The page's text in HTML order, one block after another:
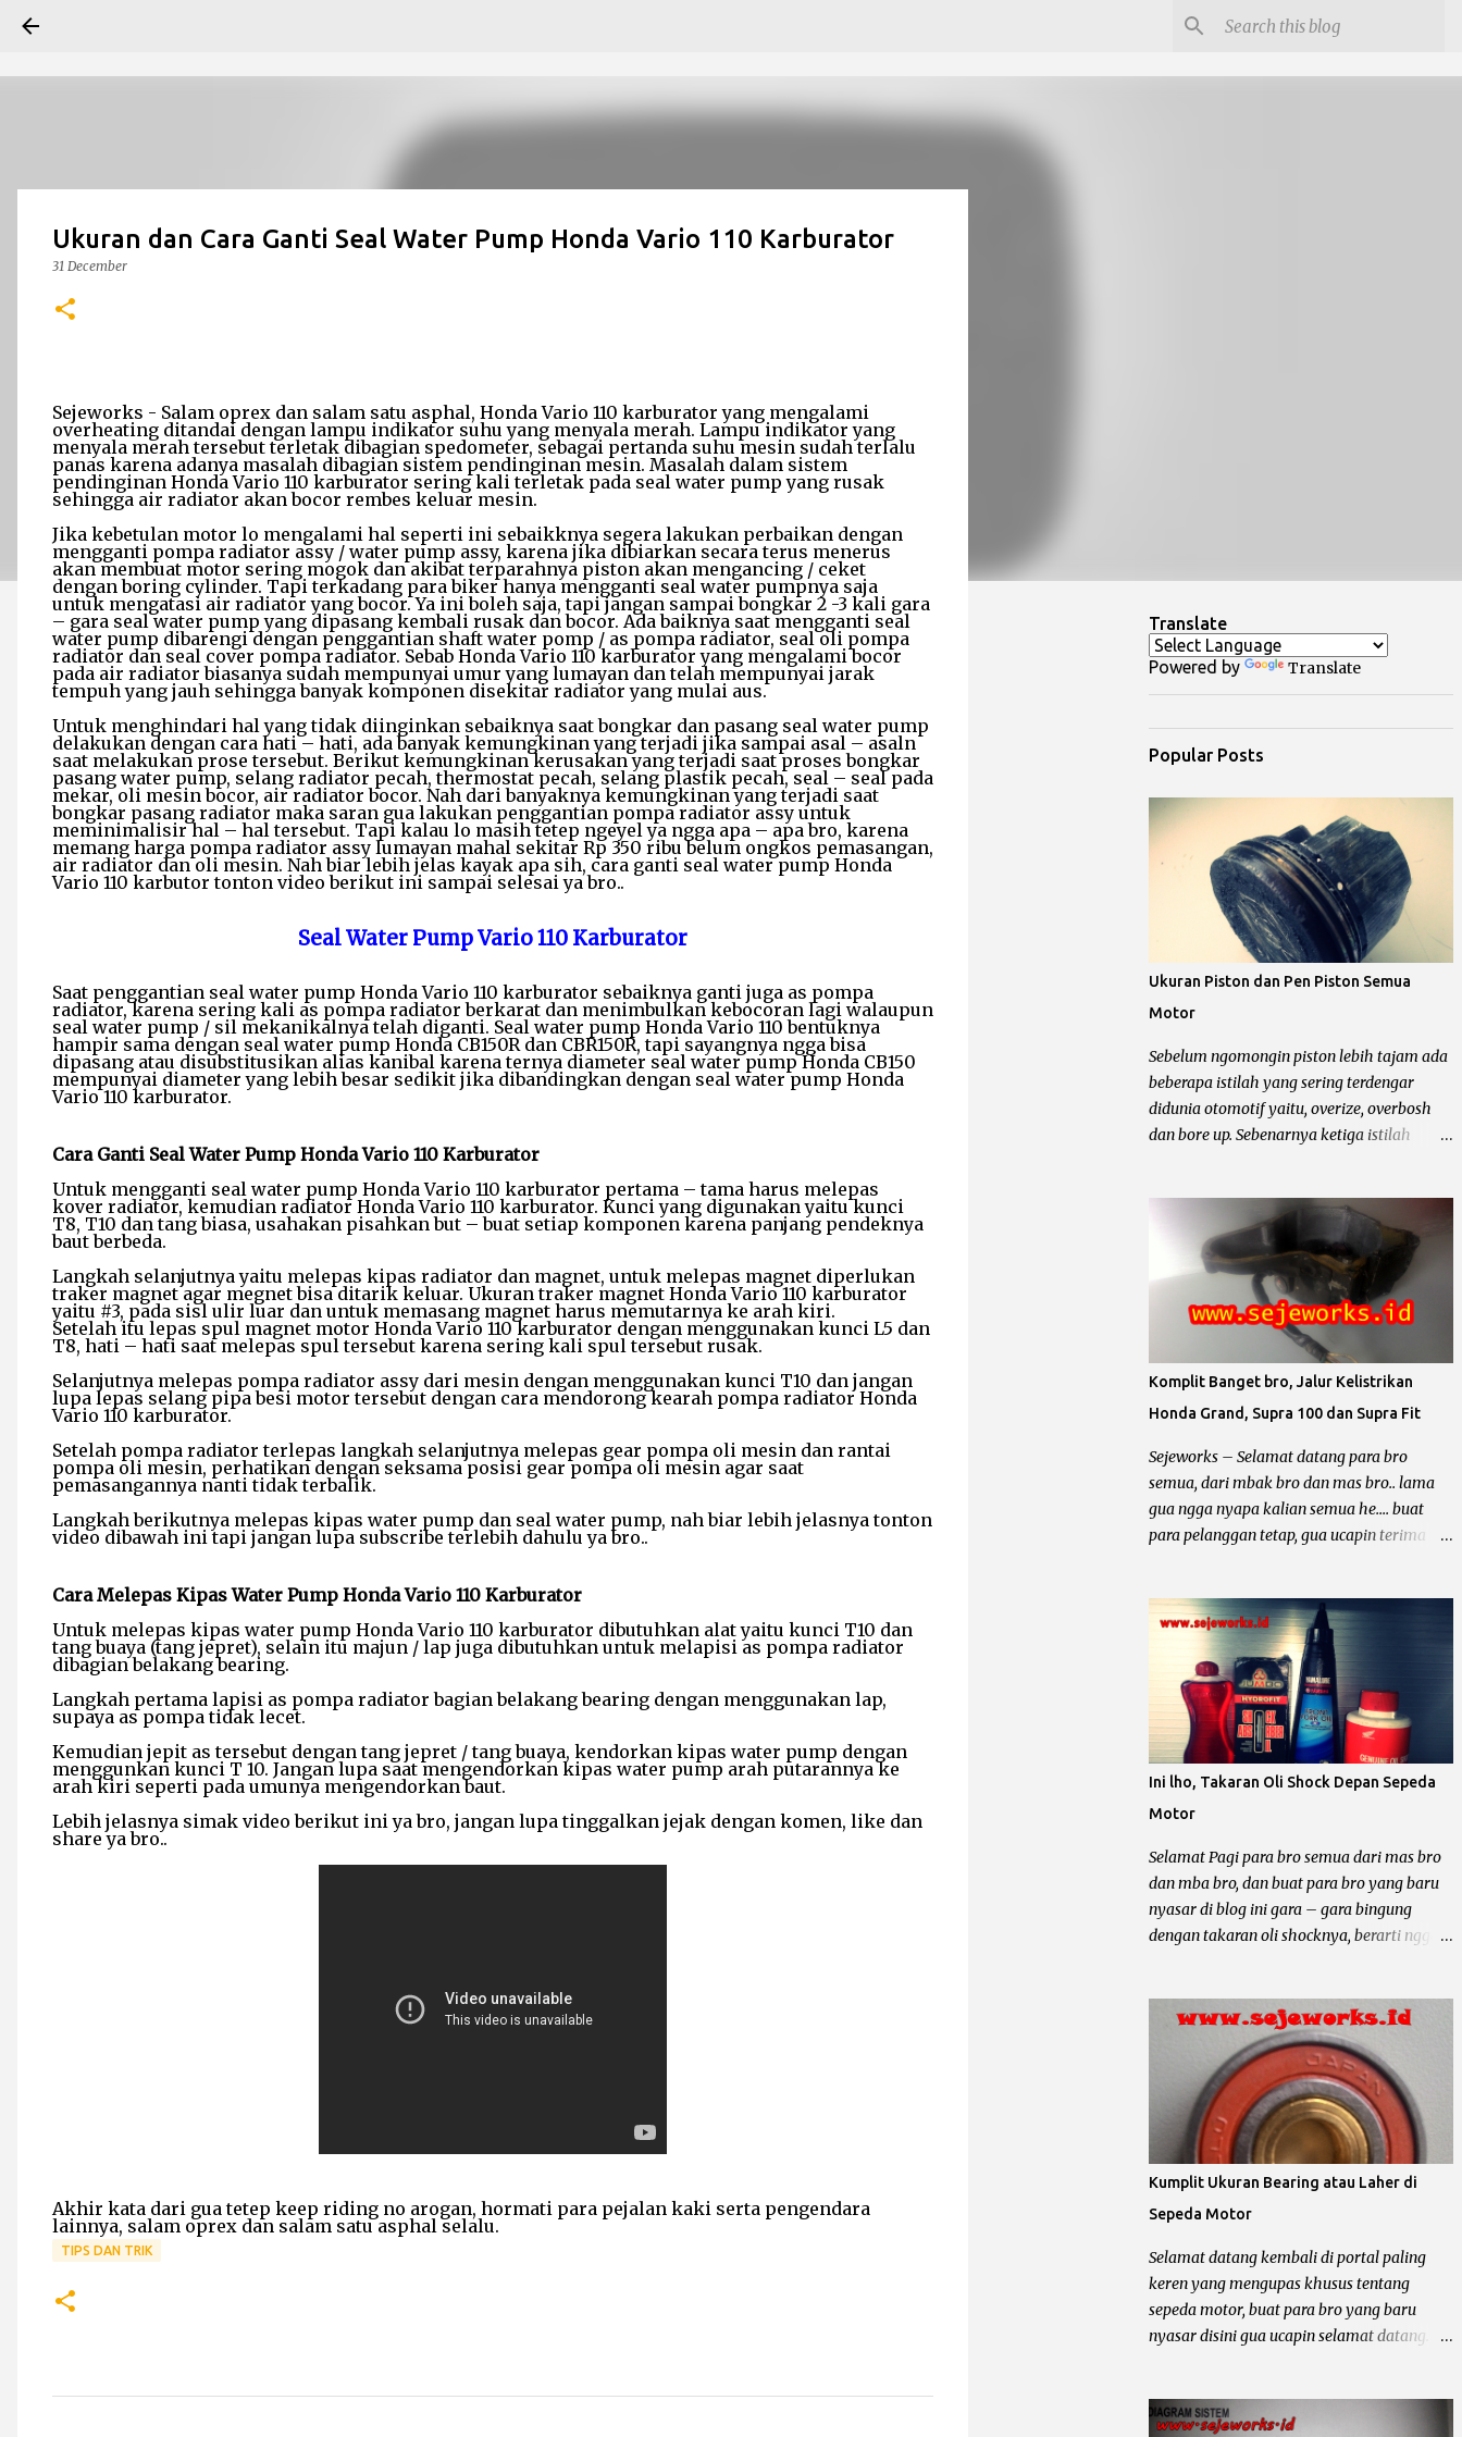
Ukuran dan Cara Ganti Seal Water Pump Honda Vario 110 Karburator
31 December
Sejeworks - Salam oprex dan salam satu asphal, Honda Vario 110 karburator yang mengalami
overheating ditandai dengan lampu indikator suhu yang menyala merah. Lampu indikator yang
menyala merah tersebut terletak dibagian spedometer, sebagai pertanda suhu mesin sudah terlalu
panas karena adanya masalah dibagian sistem pendinginan mesin. Masalah dalam sistem
pendinginan Honda Vario 110 karburator sering kali terletak pada seal water pump yang rusak
sehingga air radiator akan bocor rembes keluar mesin.
Jika kebetulan motor lo mengalami hal seperti ini sebaikknya segera lakukan perbaikan dengan
mengganti pompa radiator assy / water pump assy, karena jika dibiarkan secara terus menerus
akan membuat motor sering mogok dan akibat terparahnya piston akan mengancing / ceket
dengan boring cylinder. Tapi terkadang para biker hanya mengganti seal water pumpnya saja
untuk mengatasi air radiator yang bocor. Ya ini boleh saja, tapi jangan sampai bongkar 2 -3 kali gara
– gara seal water pump yang dipasang kembali rusak dan bocor. Ada baiknya saat mengganti seal
water pump dibarengi dengan penggantian shaft water pomp / as pompa radiator, seal oli pompa
radiator dan seal cover pompa radiator. Sebab Honda Vario 110 karburator yang mengalami bocor
pada air radiator biasanya sudah mempunyai umur yang lumayan dan telah mempunyai jarak
tempuh yang jauh sehingga banyak komponen disekitar radiator yang mulai aus.
Untuk menghindari hal yang tidak diinginkan sebaiknya saat bongkar dan pasang seal water pump
delakukan dengan cara hati – hati, ada banyak kemungkinan yang terjadi jika sampai asal – asaln
saat melakukan prose tersebut. Berikut kemungkinan kerusakan yang terjadi saat proses bongkar
pasang water pump, selang radiator pecah, thermostat pecah, selang plastik pecah, seal – seal pada
mekar, oli mesin bocor, air radiator bocor. Nah dari banyaknya kemungkinan yang terjadi saat
bongkar pasang radiator maka saran gua lakukan penggantian pompa radiator assy untuk
meminimalisir hal – hal tersebut. Tapi kalau lo masih tetep ngeyel ya ngga apa – apa bro, karena
memang harga pompa radiator assy lumayan mahal sekitar Rp 350 ribu belum ongkos pemasangan,
air radiator dan oli mesin. Nah biar lebih jelas kayak apa sih, cara ganti seal water pump Honda
Vario 110 karbutor tonton video berikut ini sampai selesai ya bro..
Seal Water Pump Vario 110 Karburator
Saat penggantian seal water pump Honda Vario 110 karburator sebaiknya ganti juga as pompa
radiator, karena sering kali as pompa radiator berkarat dan menimbulkan kebocoran lagi walaupun
seal water pump / sil mekanikalnya telah diganti. Seal water pump Honda Vario 110 bentuknya
hampir sama dengan seal water pump Honda CB150R dan CBR150R, tapi sayangnya ngga bisa
dipasang atau disubstitusikan alias kanibal karena ternya diameter seal water pump Honda CB150
mempunyai diameter yang lebih besar sedikit jika dibandingkan dengan seal water pump Honda
Vario 110 karburator.
Cara Ganti Seal Water Pump Honda Vario 110 Karburator
Untuk mengganti seal water pump Honda Vario 110 karburator pertama – tama harus melepas
kover radiator, kemudian radiator Honda Vario 110 karburator. Kunci yang digunakan yaitu kunci
T8, T10 dan tang biasa, usahakan pisahkan but – buat setiap komponen karena panjang pendeknya
baut berbeda.
Langkah selanjutnya yaitu melepas kipas radiator dan magnet, untuk melepas magnet diperlukan
traker magnet agar megnet bisa ditarik keluar. Ukuran traker magnet Honda Vario 110 karburator
yaitu #3, pada sisl ulir luar dan untuk memasang magnet harus memutarnya ke arah kiri.
Setelah itu lepas spul magnet motor Honda Vario 110 karburator dengan menggunakan kunci L5 dan
T8, hati – hati saat melepas spul tersebut karena sering kali spul tersebut rusak.
Selanjutnya melepas pompa radiator assy dari mesin dengan menggunakan kunci T10 dan jangan
lupa lepas selang pipa besi motor tersebut dengan cara mendorong kearah pompa radiator Honda
Vario 110 karburator.
Setelah pompa radiator terlepas langkah selanjutnya melepas gear pompa oli mesin dan rantai
pompa oli mesin, perhatikan dengan seksama posisi gear pompa oli mesin agar saat
pemasangannya nanti tidak terbalik.
Langkah berikutnya melepas kipas water pump dan seal water pump, nah biar lebih jelasnya tonton
video dibawah ini tapi jangan lupa subscribe terlebih dahulu ya bro..
Cara Melepas Kipas Water Pump Honda Vario 110 Karburator
Untuk melepas kipas water pump Honda Vario 110 karburator dibutuhkan alat yaitu kunci T10 dan
tang buaya (tang jepret), selain itu majun / lap juga dibutuhkan untuk melapisi as pompa radiator
dibagian belakang bearing.
Langkah pertama lapisi as pompa radiator bagian belakang bearing dengan menggunakan lap,
supaya as pompa tidak lecet.
Kemudian jepit as tersebut dengan tang jepret / tang buaya, kendorkan kipas water pump dengan
menggunkan kunci T 10. Jangan lupa saat mengendorkan kipas water pump arah putarannya ke
arah kiri seperti pada umunya mengendorkan baut.
Lebih jelasnya simak video berikut ini ya bro, jangan lupa tinggalkan jejak dengan komen, like dan
share ya bro..
Akhir kata dari gua tetep keep riding no arogan, hormati para pejalan kaki serta pengendara
lainnya, salam oprex dan salam satu asphal selalu.
TIPS DAN TRIK
Translate
Powered by Translate
Popular Posts
Ukuran Piston dan Pen Piston Semua
Motor
Sebelum ngomongin piston lebih tajam ada
beberapa istilah yang sering terdengar
didunia otomotif yaitu, overize, overbosh
dan bore up. Sebenarnya ketiga istilah
pada mesin sepeda motor. Untuk lebih
jelasnya chek it dot… Pengertian oversize,
overbosh dan bore up Oversize yaitu
memperbesar diameter silinder dengan cara
di korter dan mengganti piston dengan
ukuran yang lebih besar sesuai dengan
standar pabrik. pabrikan sepeda motor
biasanya menyediakan 4 piston oversize
dari piston standar yaitu OS 25, OS 50, OS 75,
OS 100, untuk lebih jelas simak contoh
dibawah ini. Contoh Yamaha Crypton
ukuran piton standar 49 mm berarti :
Overize 25 piston standar diameter
standar diameter ditambah 0.50 mm maka
diameter piston menjadi 49,50 mm. Overize
75 piston standar diameter ditambah 0.75
mm maka diameter piston menjadi 49,75 ...
Komplit Banget bro, Jalur Kelistrikan
Honda Grand, Supra 100 dan Supra Fit
Sejeworks – Selamat datang para bro
semua, dari mbak bro dan mas bro.. lama
gua ngga nyapa kalian semua he.... buat
para pelanggan tetap, gua ucapin terima
kaki ya bro... kali ini yang mau diomongin
tentang kelistrikan motor dari pabrikan
sayap mengepak yaitu Honda Gand, Supra
100, Astrea Prima, Legenda, Supra Fit dan
Revo 100. Et... dah... mantep bingit kan bro
di borong semua he.... he... Sebelum kita
ngomong lebih dalam tentang kelistrikan
motor – motor tersebut, gua mau minta
tolong. Dari pada nyebar berita hoak yang
ngga ada habisnya dan tidak bermanfaat
bagi diri sendiri dan orang lain, mending
sebar artikel – artikel dari blog yang keren
ini he..... he.... Motor Grand dan temen –
galon, dagang somay atau untuk ngojek
dan sampai buat jalan – jalan sore he.... he...
Lho kok gitu ? Emang iya bro, karena sa...
Ini lho, Takaran Oli Shock Depan Sepeda
Motor
Selamat Pagi para bro semua dari mas bro
dan mba bro, dan buat para bro yang baru
nyasar di blog ini gara – gara bingung
dengan takaran oli shocknya, berarti ngga
ha… Ok langsung saja bro biar ngga kesuen
(kelamaan), postingan kali ini mau
membahas tentang ukuran oli shock depan,
shock belakang dikesampingkan dulu ya
bro... Oli shock berfungsi untuk melumasi
shockbreaker, agar membantu pegas / per
shock meredam guncangan yang
disebabkan karena medan jalan yang terjal.
Disamping itu oli shock juga harus
mempunyai syarat atau sifat khusus untuk
menjaga kinerja shockbreaker agar tetap
optimal. Syarat atau Sifat Oli Shock Anti
Karat : oli shock harus mempunyai zat anti
adanya benturan dengan medan jalan yang
terjal akan mengakibatkan panas pada
Kumplit Ukuran Bearing atau Laher di
Sepeda Motor
Selamat datang kembali di portal paling
keren yang mengupas khusus tentang
sepeda motor, buat para bro yang baru
nyasar disini gua ucapin selamat datang.
sepeda motor, dari mulai laher roda, laher